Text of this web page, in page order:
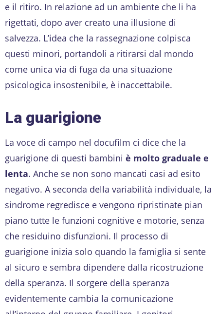
e il ritiro. In relazione ad un ambiente che li ha
rigettati, dopo aver creato una illusione di
salvezza. L’idea che la rassegnazione colpisca
questi minori, portandoli a ritirarsi dal mondo
come unica via di fuga da una situazione
psicologica insostenibile, è inaccettabile.
La guarigione
La voce di campo nel docufilm ci dice che la
guarigione di questi bambini è molto graduale e
lenta. Anche se non sono mancati casi ad esito
negativo. A seconda della variabilità individuale, la
sindrome regredisce e vengono ripristinate pian
piano tutte le funzioni cognitive e motorie, senza
che residuino disfunzioni. Il processo di
guarigione inizia solo quando la famiglia si sente
al sicuro e sembra dipendere dalla ricostruzione
della speranza. Il sorgere della speranza
evidentemente cambia la comunicazione